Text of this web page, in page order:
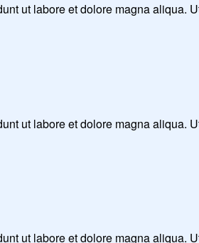
ut labore et dolore magna aliqua.
ut labore et dolore magna aliqua.
ut labore et dolore magna aliqua.